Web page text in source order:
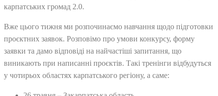
карпатських громад 2.0.
Вже цього тижня ми розпочинаємо навчання щодо підготовки
проєктних заявок. Розповімо про умови конкурсу, форму
заявки та дамо відповіді на найчастіші запитання, що
виникають при написанні проєктів. Такі тренінги відбудуться
у чотирьох областях карпатського регіону, а саме: